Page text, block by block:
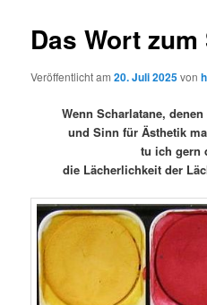
Das Wort
Veröffentlicht am20. Juli 2025von
Wenn Scharlatane,
und Sinn für Ästhetik
tu ich gern
die Lächerlichkeit der